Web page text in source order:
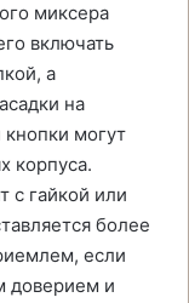
миксера
включать
а
на
кнопки могут
корпуса.
с гайкой или
более
если
доверием и